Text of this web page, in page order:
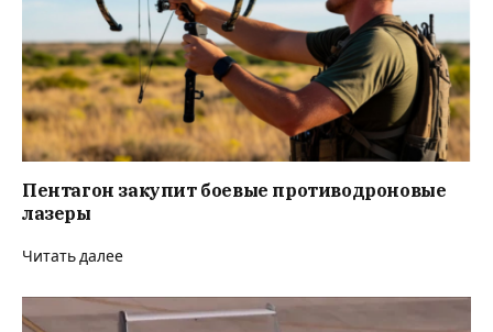
Пентагон закупит боевые противодроновые
лазеры
Читать далее